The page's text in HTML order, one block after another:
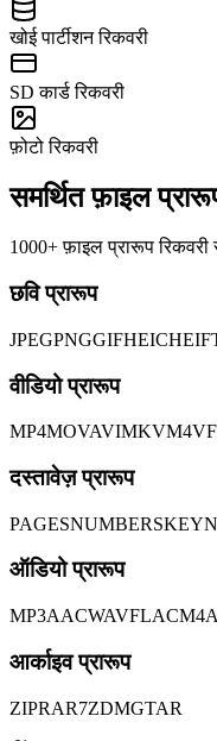
खोई पार्टीशन रिकवरी
SD कार्ड रिकवरी
फ़ोटो रिकवरी
समर्थित फ़ाइल
1000+ फ़ाइल प्रारूप रिकवरी
छवि प्रारूप
JPEGPNGGIFHEICHEIF
वीडियो प्रारूप
MP4MOVAVIMKVM4V
दस्तावेज़ प्रारूप
PAGESNUMBERS
ऑडियो प्रारूप
MP3AACWAVFLACM4A
आर्काइव प्रारूप
ZIPRAR7ZDMGTAR